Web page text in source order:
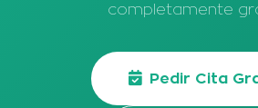
completamente
Pedir Cita